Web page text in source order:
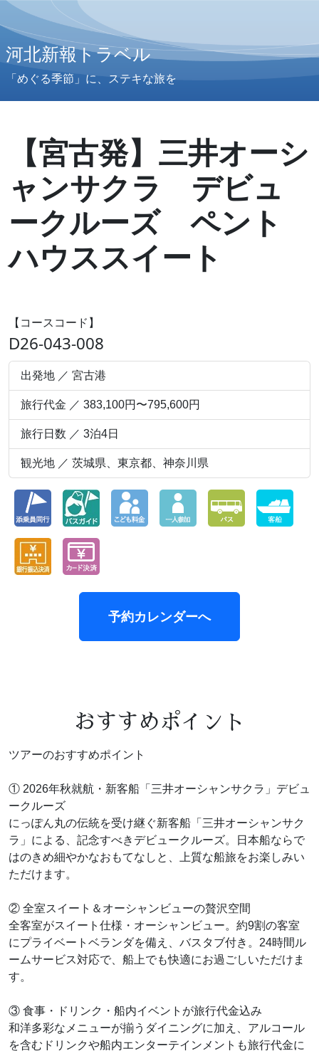
河北新報トラベル
「めぐる季節」に、ステキな旅を
【宮古発】三井オーシ
ャンサクラ デビュ
ークルーズ ペント
ハウススイート
【コースコード】
D26-043-008
出発地 ／ 宮古港
旅行代金 ／ 383,100円〜795,600円
旅行日数 ／ 3泊4日
観光地 ／ 茨城県、東京都、神奈川県
予約カレンダーへ
おすすめポイント
ツアーのおすすめポイント
① 2026年秋就航・新客船「三井オーシャンサクラ」デビュ
ークルーズ
にっぽん丸の伝統を受け継ぐ新客船「三井オーシャンサク
ラ」による、記念すべきデビュークルーズ。日本船ならで
はのきめ細やかなおもてなしと、上質な船旅をお楽しみい
ただけます。
② 全室スイート＆オーシャンビューの贅沢空間
全客室がスイート仕様・オーシャンビュー。約9割の客室
にプライベートベランダを備え、バスタブ付き。24時間ル
ームサービス対応で、船上でも快適にお過ごしいただけま
す。
③ 食事・ドリンク・船内イベントが旅行代金込み
和洋多彩なメニューが揃うダイニングに加え、アルコール
を含むドリンクや船内エンターテインメントも旅行代金に